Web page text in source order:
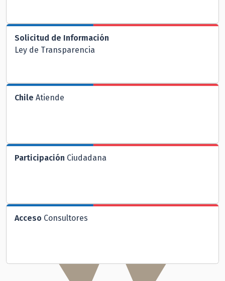
Solicitud de Información
Ley de Transparencia
Chile Atiende
Participación Ciudadana
Acceso Consultores